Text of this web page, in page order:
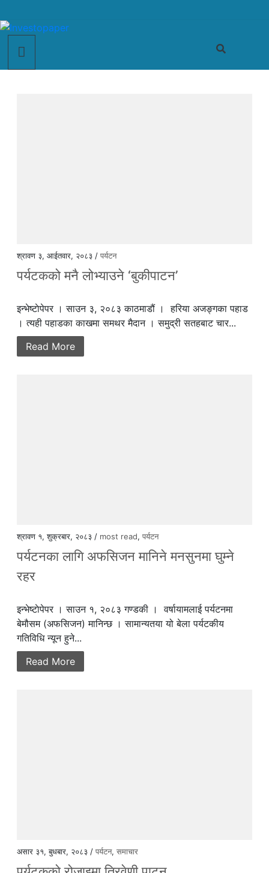
श्रावण ३, आईतवार, २०८३ /पर्यटन
पर्यटकको मनै लोभ्याउने ‘बुकीपाटन’
इन्भेष्टाेपेपर । साउन ३, २०८३ काठमाडौं । हरिया अजङ्गका पहाड
। त्यही पहाडका काखमा समथर मैदान । समुद्री सतहबाट चार...
Read More
श्रावण १, शुक्रबार, २०८३ / most read,पर्यटन
पर्यटनका लागि अफसिजन मानिने मनसुनमा घुम्ने
रहर
इन्भेष्टाेपेपर । साउन १, २०८३ गण्डकी । वर्षायामलाई पर्यटनमा
बेमौसम (अफसिजन) मानिन्छ । सामान्यतया यो बेला पर्यटकीय
गतिविधि न्यून हुने...
Read More
असार ३१, बुधबार, २०८३ /पर्यटन,समाचार